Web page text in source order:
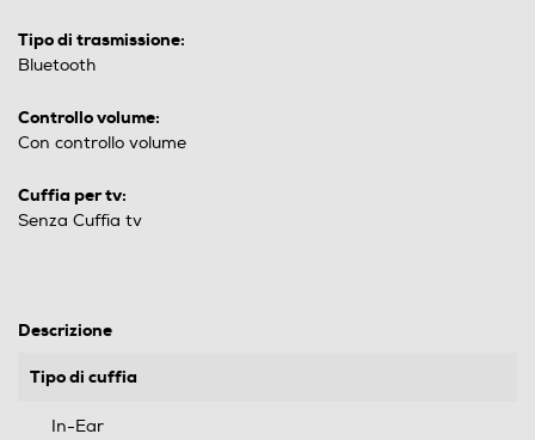
Tipo di trasmissione:
Bluetooth
Controllo volume:
Con controllo volume
Cuffia per tv:
Senza Cuffia tv
Descrizione
Tipo di cuffia
In-Ear